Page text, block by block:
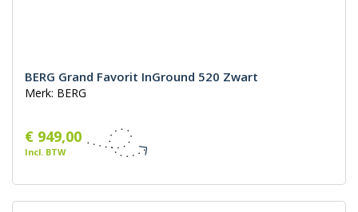
BERG Grand Favorit InGround 520 Zwart
Merk: BERG
€ 949,00
Incl. BTW